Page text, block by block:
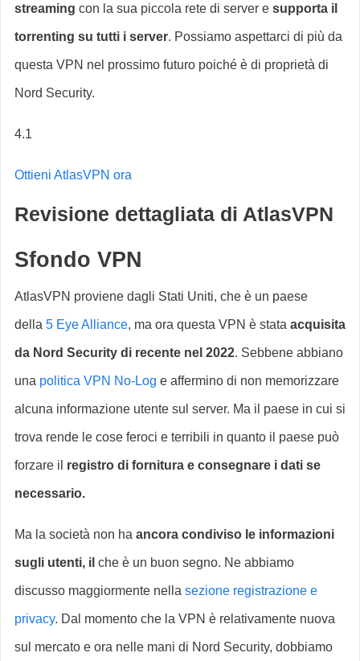
streaming con la sua piccola rete di server e supporta il
torrenting su tutti i server. Possiamo aspettarci di più da
questa VPN nel prossimo futuro poiché è di proprietà di
Nord Security.
4.1
Ottieni AtlasVPN ora
Revisione dettagliata di AtlasVPN
Sfondo VPN
AtlasVPN proviene dagli Stati Uniti, che è un paese
della 5 Eye Alliance, ma ora questa VPN è stata acquisita
da Nord Security di recente nel 2022. Sebbene abbiano
una politica VPN No-Log e affermino di non memorizzare
alcuna informazione utente sul server. Ma il paese in cui si
trova rende le cose feroci e terribili in quanto il paese può
forzare il registro di fornitura e consegnare i dati se
necessario.
Ma la società non ha ancora condiviso le informazioni
sugli utenti, il che è un buon segno. Ne abbiamo
discusso maggiormente nella sezione registrazione e
privacy. Dal momento che la VPN è relativamente nuova
sul mercato e ora nelle mani di Nord Security, dobbiamo